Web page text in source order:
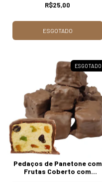
R$25,00
ESGOTADO
ESGOTADO
Pedaços de Panetone com
Frutas Coberto com